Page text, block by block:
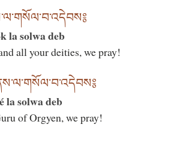
la solwa deb
all your deities, we pray!
la solwa deb
of Orgyen, we pray!